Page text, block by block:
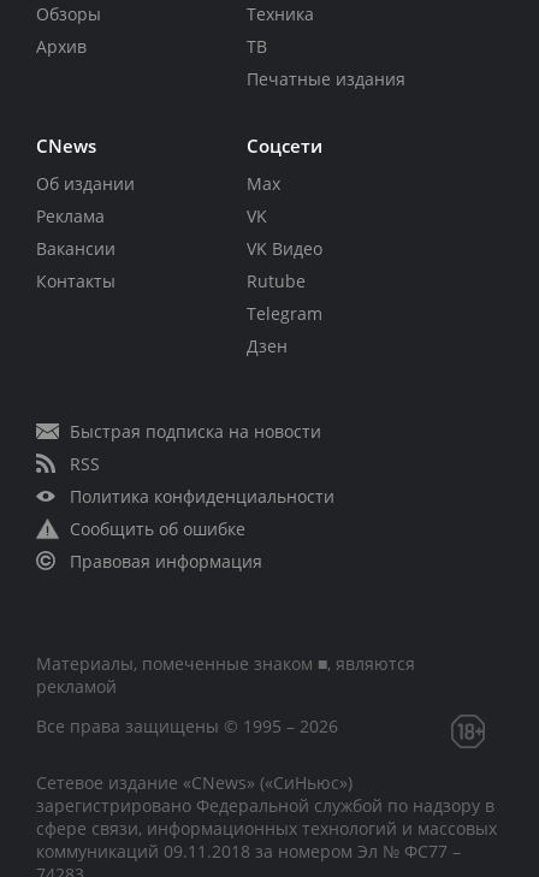
Обзоры
Архив
Техника
ТВ
Печатные издания
CNews
Об издании
Реклама
Вакансии
Контакты
Соцсети
Max
VK
VK Видео
Rutube
Telegram
Дзен
Быстрая подписка на новости
RSS
Политика конфиденциальности
Сообщить об ошибке
Правовая информация
Материалы, помеченные знаком ■, являются
рекламой
Все права защищены © 1995 – 2026
Сетевое издание «CNews» («СиНьюс»)
зарегистрировано Федеральной службой по надзору в
сфере связи, информационных технологий и массовых
коммуникаций 09.11.2018 за номером Эл № ФС77 –